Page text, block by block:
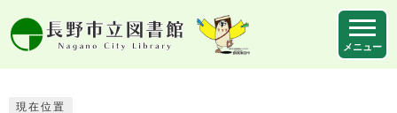
メニュー
現在位置